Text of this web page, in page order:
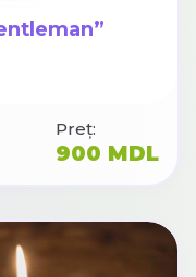
Preț:
900 MDL